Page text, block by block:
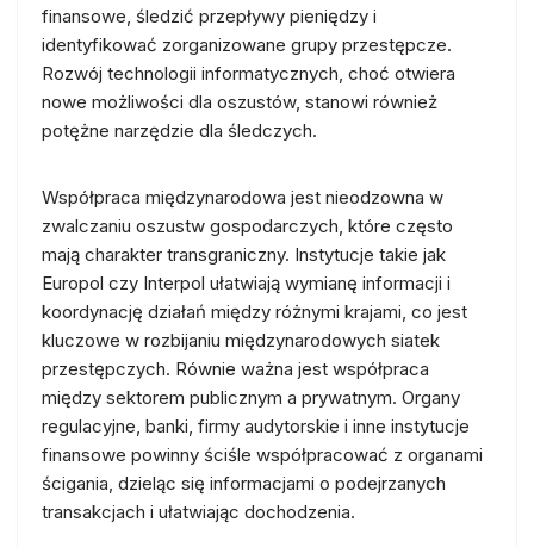
finansowe, śledzić przepływy pieniędzy i
identyfikować zorganizowane grupy przestępcze.
Rozwój technologii informatycznych, choć otwiera
nowe możliwości dla oszustów, stanowi również
potężne narzędzie dla śledczych.
Współpraca międzynarodowa jest nieodzowna w
zwalczaniu oszustw gospodarczych, które często
mają charakter transgraniczny. Instytucje takie jak
Europol czy Interpol ułatwiają wymianę informacji i
koordynację działań między różnymi krajami, co jest
kluczowe w rozbijaniu międzynarodowych siatek
przestępczych. Równie ważna jest współpraca
między sektorem publicznym a prywatnym. Organy
regulacyjne, banki, firmy audytorskie i inne instytucje
finansowe powinny ściśle współpracować z organami
ścigania, dzieląc się informacjami o podejrzanych
transakcjach i ułatwiając dochodzenia.